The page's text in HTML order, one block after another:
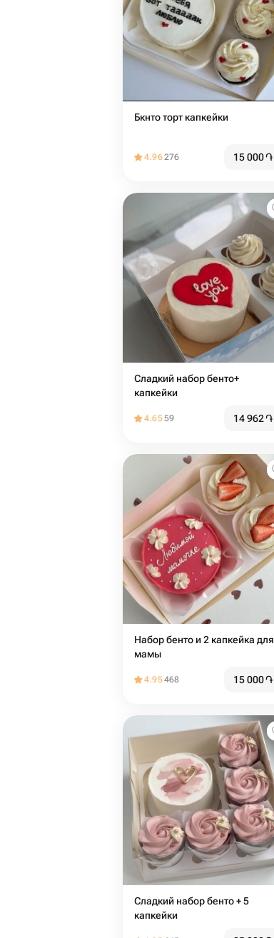
Бкнто торт капкейки
4.96276 15 000֏
Сладкий набор бенто+
капкейки
4.6559 14 962֏
Набор бенто и 2 капкейка для
мамы
4.95468 15 000֏
Сладкий набор бенто + 5
капкейки